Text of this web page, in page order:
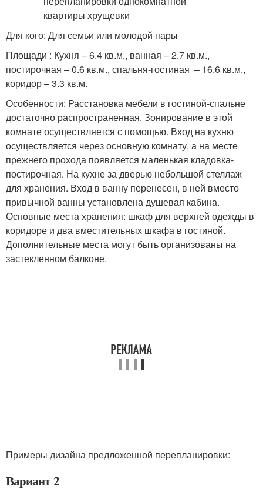
Для кого: Для семьи или молодой пары
Площади : Кухня – 6.4 кв.м., ванная – 2.7 кв.м.,
постирочная – 0.6 кв.м., спальня-гостиная – 16.6 кв.м.,
коридор – 3.3 кв.м.
Особенности: Расстановка мебели в гостиной-спальне
достаточно распространенная. Зонирование в этой
комнате осуществляется с помощью. Вход на кухню
осуществляется через основную комнату, а на месте
прежнего прохода появляется маленькая кладовка-
постирочная. На кухне за дверью небольшой стеллаж
для хранения. Вход в ванну перенесен, в ней вместо
привычной ванны установлена душевая кабина.
Основные места хранения: шкаф для верхней одежды в
коридоре и два вместительных шкафа в гостиной.
Дополнительные места могут быть организованы на
застекленном балконе.
Примеры дизайна предложенной перепланировки:
Вариант 2